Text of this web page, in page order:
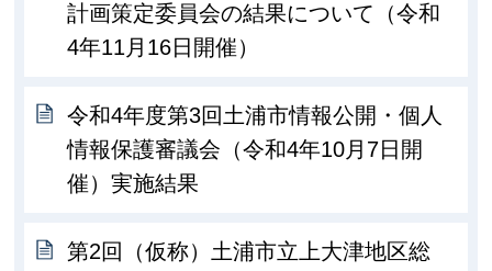
計画策定委員会の結果について（令和
4年11月16日開催）
令和4年度第3回土浦市情報公開・個人
情報保護審議会（令和4年10月7日開
催）実施結果
第2回（仮称）土浦市立上大津地区総